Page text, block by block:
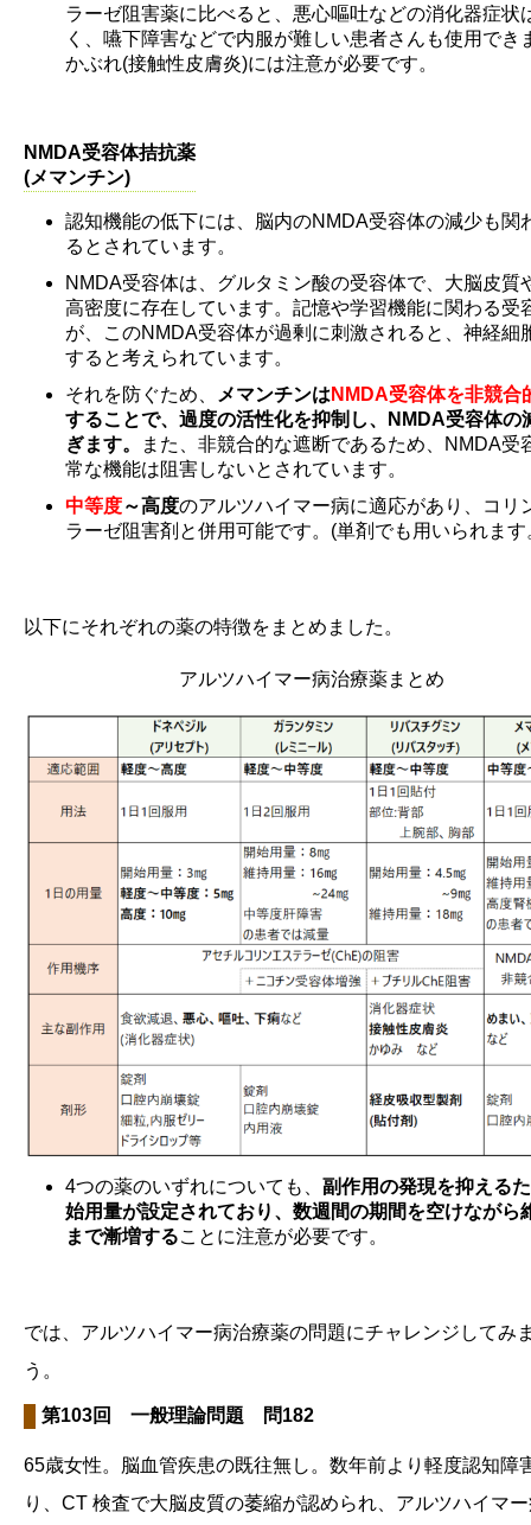
ラーゼ阻害薬に比べると、悪心嘔吐などの消化器症状
く、嚥下障害などで内服が難しい患者さんも使用でき
かぶれ(接触性皮膚炎)には注意が必要です。
NMDA受容体拮抗薬
(メマンチン)
認知機能の低下には、脳内のNMDA受容体の減少も関
るとされています。
NMDA受容体は、グルタミン酸の受容体で、大脳皮質
高密度に存在しています。記憶や学習機能に関わる受
が、このNMDA受容体が過剰に刺激されると、神経細
すると考えられています。
それを防ぐため、
メマンチンは NMDA受容体を非競合
することで、過度の活性化を抑制し、NMDA受容体の
ぎます。
また、非競合的な遮断であるため、NMDA受
常な機能は阻害しないとされています。
中等度～高度のアルツハイマー病に適応があり、コリ
ラーゼ阻害剤と併用可能です。(単剤でも用いられます
以下にそれぞれの薬の特徴をまとめました。
アルツハイマー病治療薬まとめ
4つの薬のいずれについても、 副作用の発現を抑える
始用量が設定されており、数週間の期間を空けながら
まで漸増することに注意が必要です。
では、アルツハイマー病治療薬の問題にチャレンジしてみ
う。
第103回 一般理論問題 問182
65歳女性。脳血管疾患の既往無し。数年前より軽度認知障
り、CT 検査で大脳皮質の萎縮が認められ、アルツハイマ